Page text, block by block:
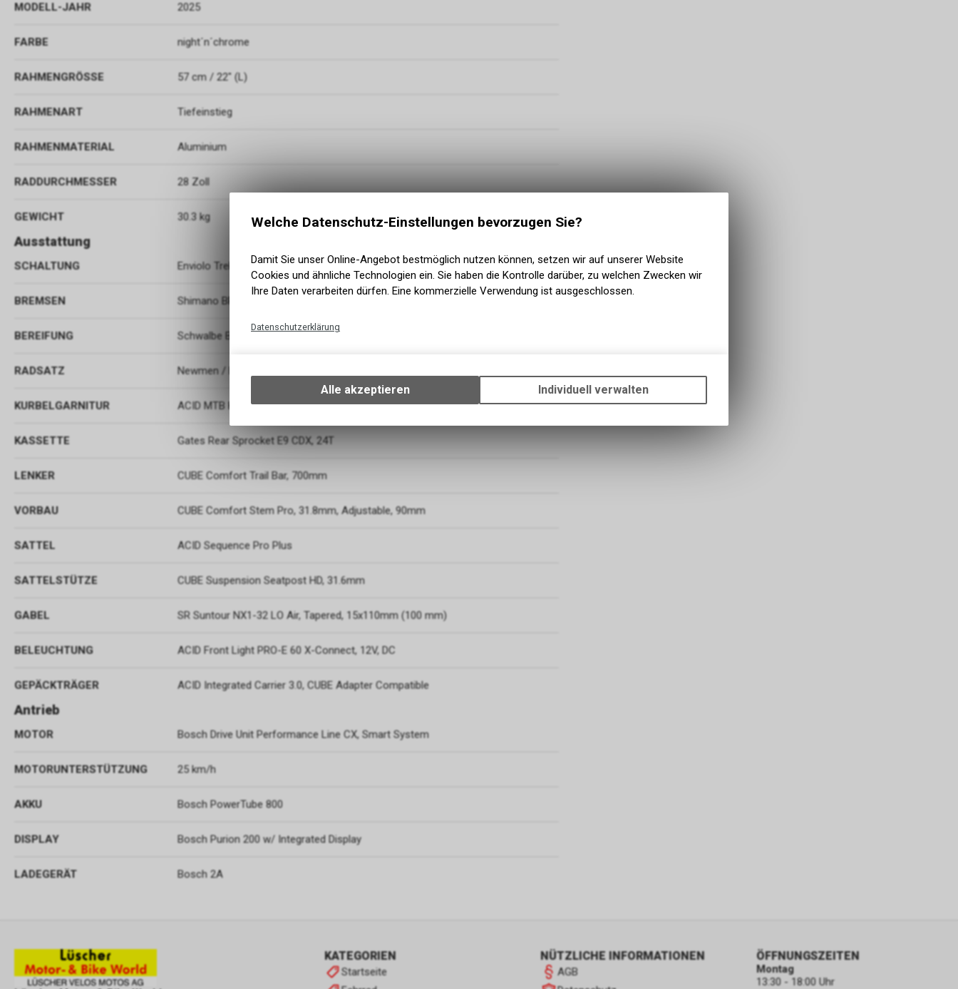
MODELL-JAHR 2025
FARBE night´n´chrome
RAHMENGRÖSSE 57 cm / 22" (L)
RAHMENART Tiefeinstieg
RAHMENMATERIAL Aluminium
RADDURCHMESSER 28 Zoll
GEWICHT 30.3 kg
Ausstattung
SCHALTUNG Enviolo Trekking stufenlos
BREMSEN Shimano BR-MT200, Hydr. Disc Brake (180/180)
BEREIFUNG Schwalbe Big Apple, Active, 55-622
RADSATZ Newmen / Enviolo Trekking
KURBELGARNITUR ACID MTB Hybrid Pro
KASSETTE Gates Rear Sprocket E9 CDX, 24T
LENKER CUBE Comfort Trail Bar, 700mm
VORBAU CUBE Comfort Stem Pro, 31.8mm, Adjustable, 90mm
SATTEL ACID Sequence Pro Plus
SATTELSTÜTZE CUBE Suspension Seatpost HD, 31.6mm
GABEL SR Suntour NX1-32 LO Air, Tapered, 15x110mm (100 mm)
BELEUCHTUNG ACID Front Light PRO-E 60 X-Connect, 12V, DC
GEPÄCKTRÄGER ACID Integrated Carrier 3.0, CUBE Adapter Compatible
Antrieb
MOTOR Bosch Drive Unit Performance Line CX, Smart System
MOTORUNTERSTÜTZUNG 25 km/h
AKKU Bosch PowerTube 800
DISPLAY Bosch Purion 200 w/ Integrated Display
LADEGERÄT Bosch 2A
KATEGORIEN
Startseite
NÜTZLICHE INFORMATIONEN
AGB
ÖFFNUNGSZEITEN
Montag
13:30 - 18:00 Uhr
Welche Datenschutz-Einstellungen bevorzugen Sie?
Damit Sie unser Online-Angebot bestmöglich nutzen können, setzen wir auf unserer Website
Cookies und ähnliche Technologien ein. Sie haben die Kontrolle darüber, zu welchen Zwecken wir
Ihre Daten verarbeiten dürfen. Eine kommerzielle Verwendung ist ausgeschlossen.
Datenschutzerklärung
Ihrem Gerät, um die grundlegenden Funktionen unseres Online-Angebots, wie die
Verwendung des Warenkorbs, zu ermöglichen. Bitte beachten Sie, dass die
zulassen.
Alle akzeptieren Individuell verwalten